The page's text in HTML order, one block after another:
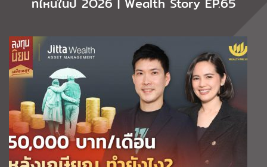
ที่ไหนในปี 2O26 | Wealth Story EP.65